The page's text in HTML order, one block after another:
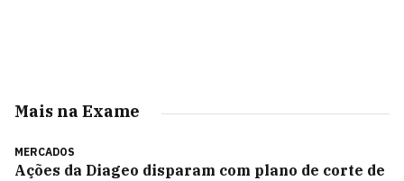
Mais na Exame
MERCADOS
Ações da Diageo disparam com plano de corte de